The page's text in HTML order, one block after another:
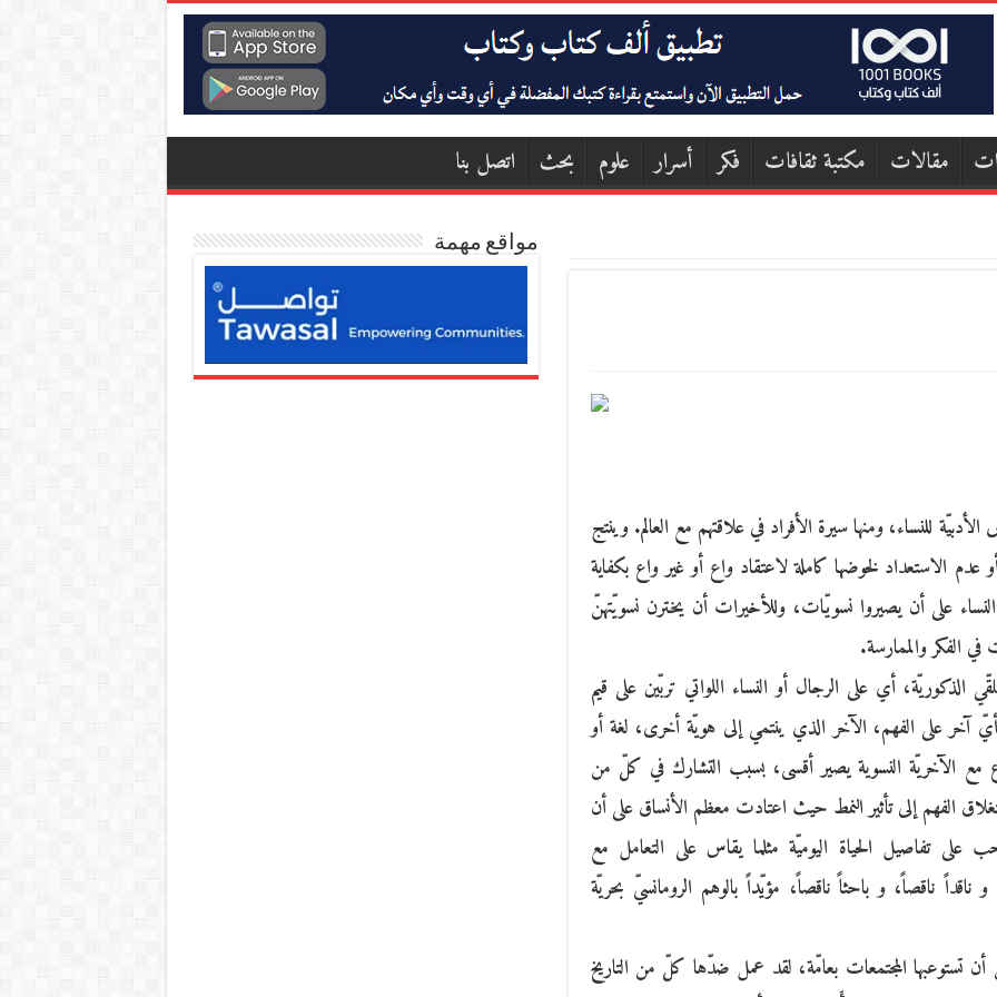
مقالات مكتبة ثقافات فكر أسرار علوم بحث اتصل بنا
للنساء، ومنها سيرة الأفراد في علاقتهم مع العالم. وينتج
الاستعداد لخوضها كاملة لاعتقاد واع أو غير واع بكفاية
على أن يصيروا نسويّات، وللأخيرات أن يخترن نسويّتهنّ
الفكر والممارسة.
الذكوريّة، أي على الرجال أو النساء اللواتي تربّين على قيم
أيّ آخر على الفهم، الآخر الذي ينتمي إلى هويّة أخرى، لغة أو
مع الآخريّة النسوية يصير أقسى، بسبب التشارك في كلّ من
الفهم إلى تأثير النمط حيث اعتادت معظم الأنساق على أن
على تفاصيل الحياة اليوميّة مثلما يقاس على التعامل مع
ناقصاً، و باحثاً ناقصاً، مؤيّداً بالوهم الرومانسيّ بحريّة
أن تستوعبها المجتمعات بعامّة، لقد عمل ضدّها كلّ من التاريخ
مواقع مهمة